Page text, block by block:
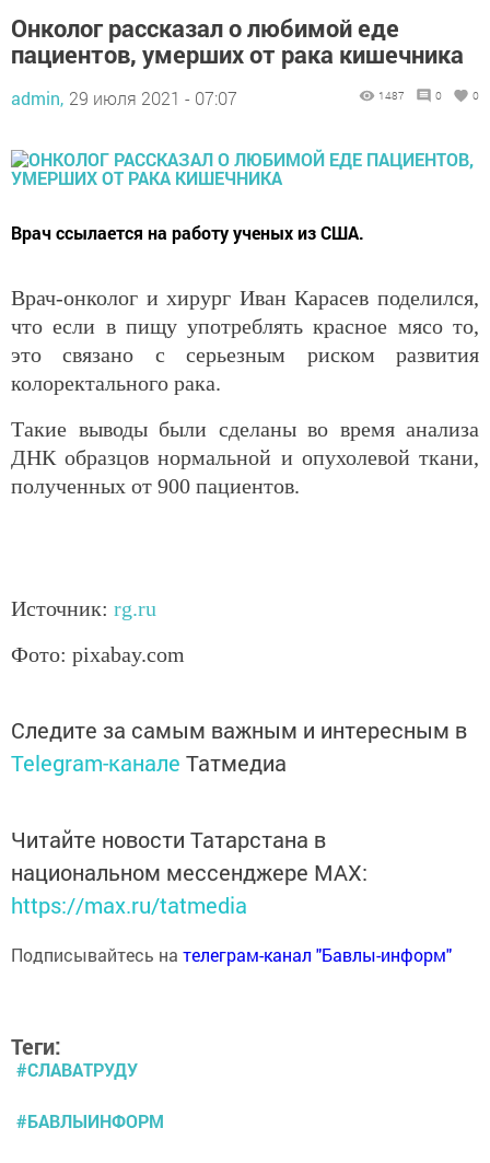
Онколог рассказал о любимой еде
пациентов, умерших от рака кишечника
admin, 29 июля 2021 - 07:07 1487 0 0
Врач ссылается на работу ученых из США.
Врач-онколог и хирург Иван Карасев поделился,
что если в пищу употреблять красное мясо то,
это связано с серьезным риском развития
колоректального рака.
Такие выводы были сделаны во время анализа
ДНК образцов нормальной и опухолевой ткани,
полученных от 900 пациентов.
Источник: rg.ru
Фото: pixabay.com
Следите за самым важным и интересным в
Telegram-канале Татмедиа
Читайте новости Татарстана в
национальном мессенджере MАХ:
https://max.ru/tatmedia
Подписывайтесь на телеграм-канал "Бавлы-информ"
Теги:
#СЛАВАТРУДУ
#БАВЛЫИНФОРМ